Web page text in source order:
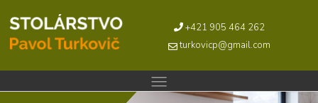
+421 905 464 262
turkovicp@gmail.com